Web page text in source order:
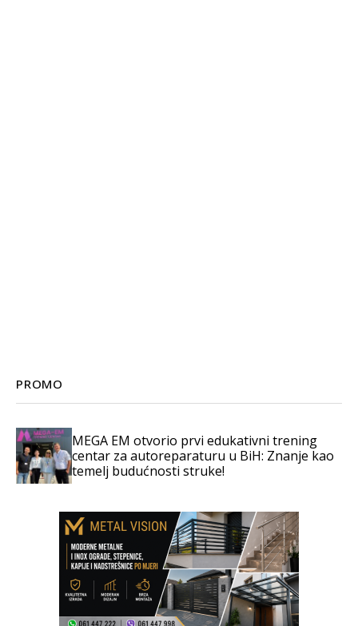
PROMO
MEGA EM otvorio prvi edukativni trening
centar za autoreparaturu u BiH: Znanje kao
temelj budućnosti struke!